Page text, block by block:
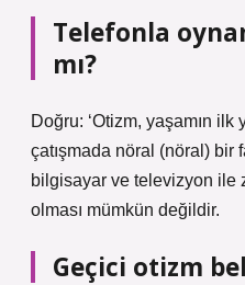
Telefonla
mı?
Doğru: ‘Otizm, yaşamın ilk
çatışmada nöral (nöral) bir
bilgisayar ve televizyon ile
olması mümkün değildir.
Geçici otizm